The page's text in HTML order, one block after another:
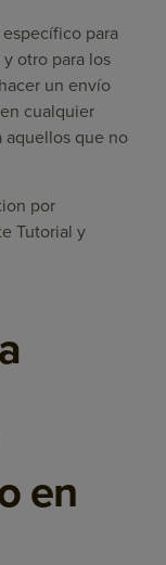
para
otro para los
un envío
cualquier
aquellos que no
por
Tutorial y
en